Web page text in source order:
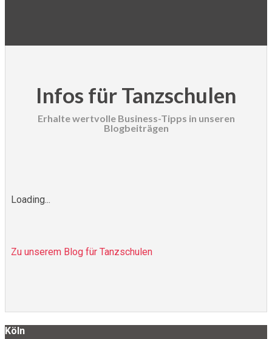
Infos für Tanzschulen
Erhalte wertvolle Business-Tipps in unseren
Blogbeiträgen
Loading...
Zu unserem Blog für Tanzschulen
Köln